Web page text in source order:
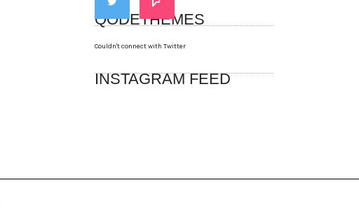
QODETHEMES
Couldn't connect with Twitter
INSTAGRAM FEED